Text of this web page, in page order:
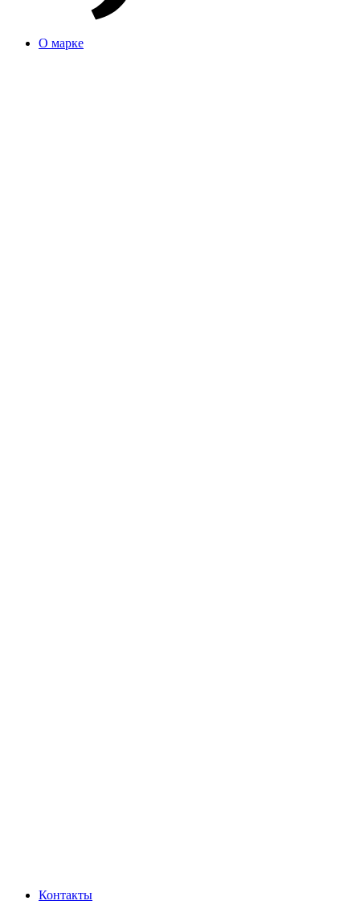
О марке
Контакты